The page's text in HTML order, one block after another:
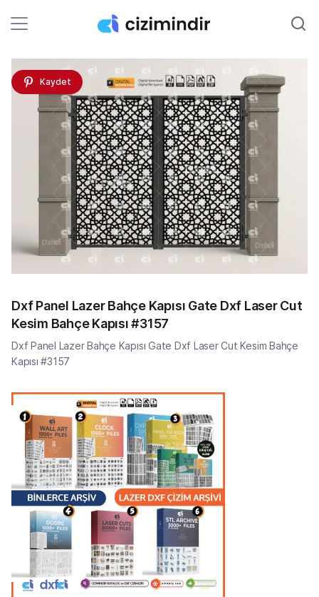
Kaydet
Dxf Panel Lazer Bahçe Kapısı Gate Dxf Laser Cut
Kesim Bahçe Kapısı #3157
Dxf Panel Lazer Bahçe Kapısı Gate Dxf Laser Cut Kesim Bahçe
Kapısı #3157